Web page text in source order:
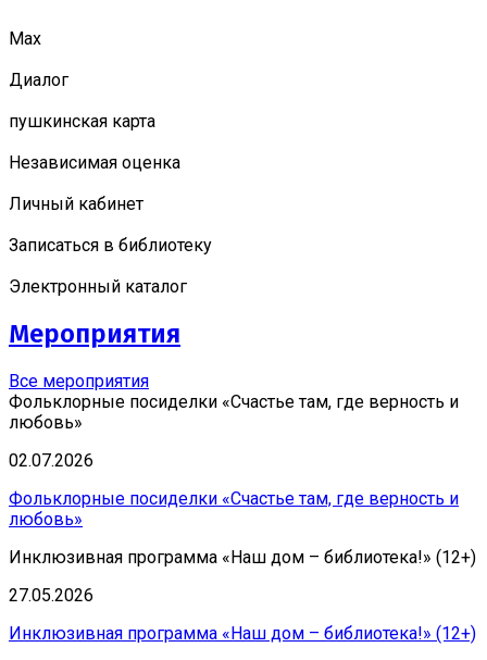
Мах
Диалог
пушкинская карта
Независимая оценка
Личный кабинет
Записаться в библиотеку
Электронный каталог
Мероприятия
Все мероприятия
Фольклорные посиделки «Счастье там, где верность и
любовь»
02.07.2026
Фольклорные посиделки «Счастье там, где верность и
любовь»
Инклюзивная программа «Наш дом – библиотека!» (12+)
27.05.2026
Инклюзивная программа «Наш дом – библиотека!» (12+)